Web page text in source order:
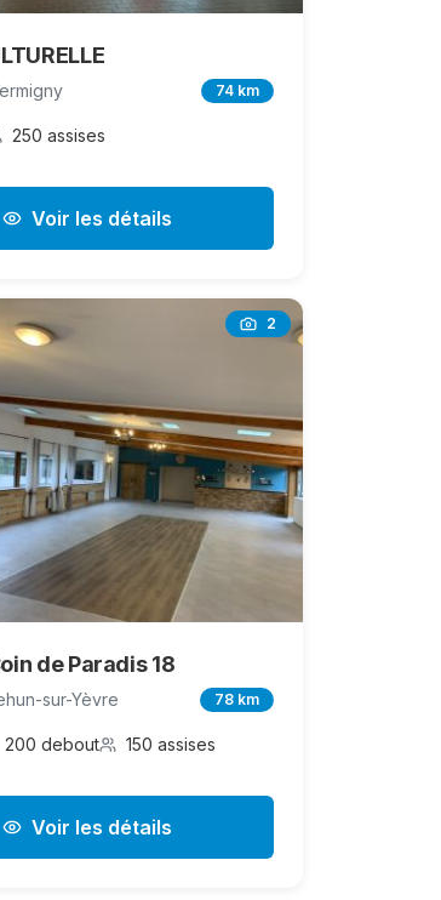
74 km
250 assises
Voir les détails
2
de Paradis 18
sur-Yèvre 78 km
200 debout 150 assises
Voir les détails